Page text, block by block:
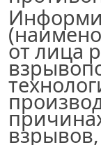
от лица